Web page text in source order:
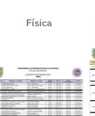
Física